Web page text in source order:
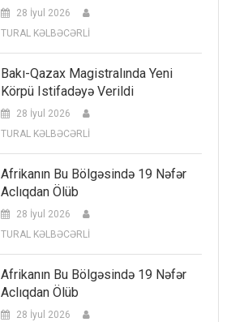
28 İyul 2026
TURAL KƏLBƏCƏRLİ
Bakı-Qazax Magistralında Yeni
Körpü Istifadəyə Verildi
28 İyul 2026
TURAL KƏLBƏCƏRLİ
Afrikanın Bu Bölgəsində 19 Nəfər
Aclıqdan Ölüb
28 İyul 2026
TURAL KƏLBƏCƏRLİ
Afrikanın Bu Bölgəsində 19 Nəfər
Aclıqdan Ölüb
28 İyul 2026